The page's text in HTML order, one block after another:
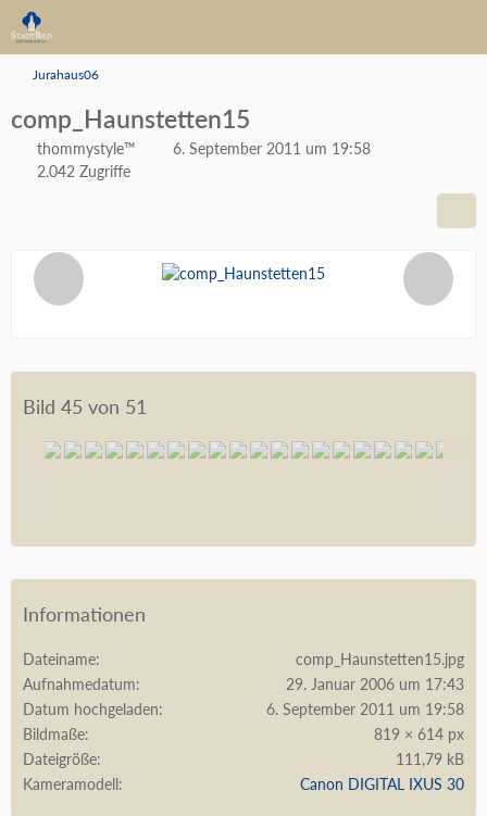
Jurahaus06
comp_Haunstetten15
thommystyle™
6. September 2011 um 19:58
2.042 Zugriffe
Bild 45 von 51
Informationen
Dateiname
comp_Haunstetten15.jpg
Aufnahmedatum
29. Januar 2006 um 17:43
Datum hochgeladen
6. September 2011 um 19:58
Bildmaße
819 × 614 px
Dateigröße
111,79 kB
Kameramodell
Canon DIGITAL IXUS 30